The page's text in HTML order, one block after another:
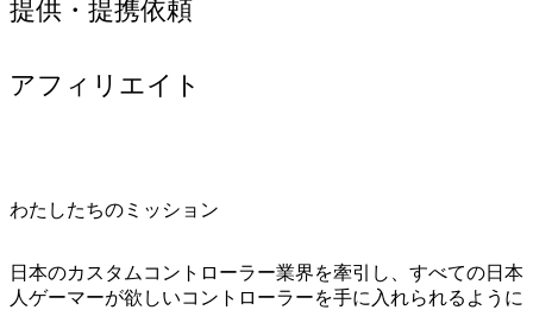
提供・提携依頼
アフィリエイト
わたしたちのミッション
日本のカスタムコントローラー業界を牽引し、すべての日本
人ゲーマーが欲しいコントローラーを手に入れられるように